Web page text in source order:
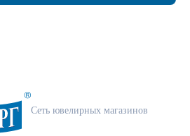
Сеть ювелирных магазинов